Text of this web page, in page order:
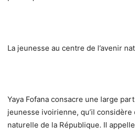
La jeunesse au centre de l’avenir
Yaya Fofana consacre une large
jeunesse ivoirienne, qu’il considère
naturelle de la République. Il